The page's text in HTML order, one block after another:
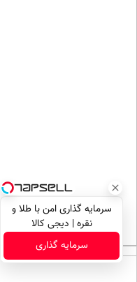
سرمایه گذاری امن با طلا و
نقره | دیجی کالا
سرمایه گذاری